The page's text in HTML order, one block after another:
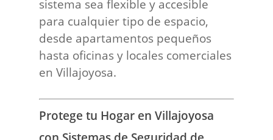
sistema sea flexible y accesible
para cualquier tipo de espacio,
desde apartamentos pequeños
hasta oficinas y locales comerciales
en Villajoyosa.
Protege tu Hogar en Villajoyosa